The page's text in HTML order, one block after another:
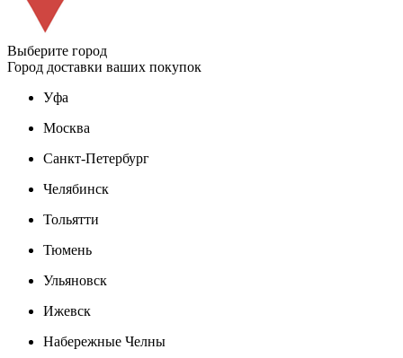
Выберите город
Город доставки ваших покупок
Уфа
Москва
Санкт-Петербург
Челябинск
Тольятти
Тюмень
Ульяновск
Ижевск
Набережные Челны